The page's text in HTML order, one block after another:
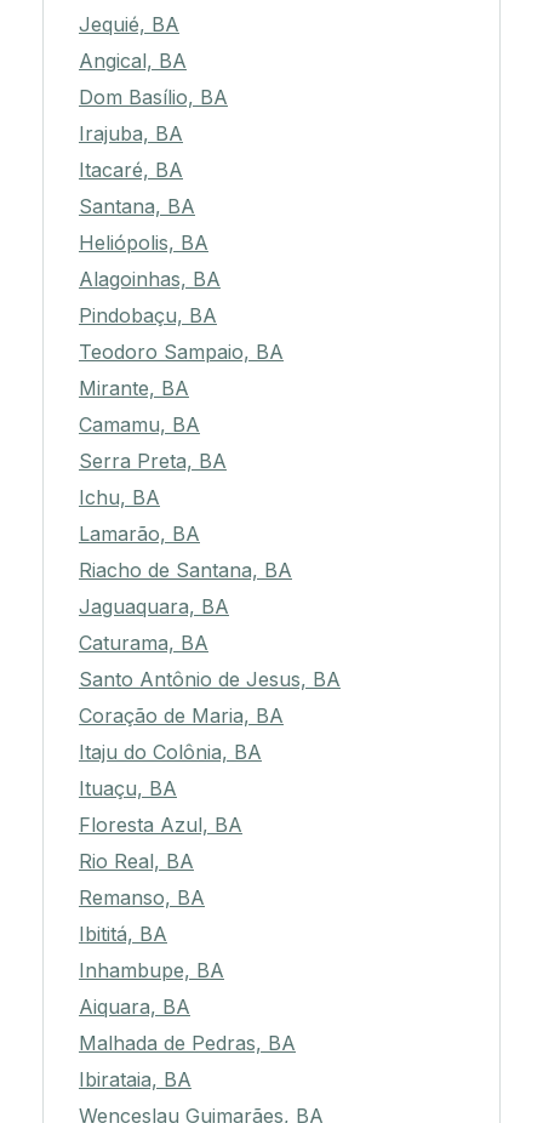
Jequié, BA
Angical, BA
Dom Basílio, BA
Irajuba, BA
Itacaré, BA
Santana, BA
Heliópolis, BA
Alagoinhas, BA
Pindobaçu, BA
Teodoro Sampaio, BA
Mirante, BA
Camamu, BA
Serra Preta, BA
Ichu, BA
Lamarão, BA
Riacho de Santana, BA
Jaguaquara, BA
Caturama, BA
Santo Antônio de Jesus, BA
Coração de Maria, BA
Itaju do Colônia, BA
Ituaçu, BA
Floresta Azul, BA
Rio Real, BA
Remanso, BA
Ibititá, BA
Inhambupe, BA
Aiquara, BA
Malhada de Pedras, BA
Ibirataia, BA
Wenceslau Guimarães, BA